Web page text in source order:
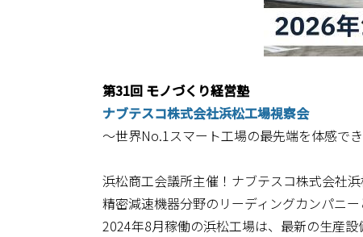
第31回 モノづくり経営塾
ナブテスコ株式会社浜松工場視察会
～世界No.1スマート工場の最先端を体感で
浜松商工会議所主催！ナブテスコ株式会社
精密減速機器分野のリーディングカンパニー
2024年8月稼働の浜松工場は、最新の生産